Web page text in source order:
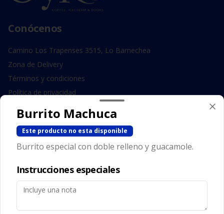
Conócenos
Camino Los Trapenses 3515, Lo Barnechea
Zona de Delivery
Términos y condiciones
Política de privacidad
Redes sociales
Instagram
Facebook
Mi cuenta
Burrito Machuca
Este producto no esta disponible
Burrito especial con doble relleno y guacamole.
Instrucciones especiales